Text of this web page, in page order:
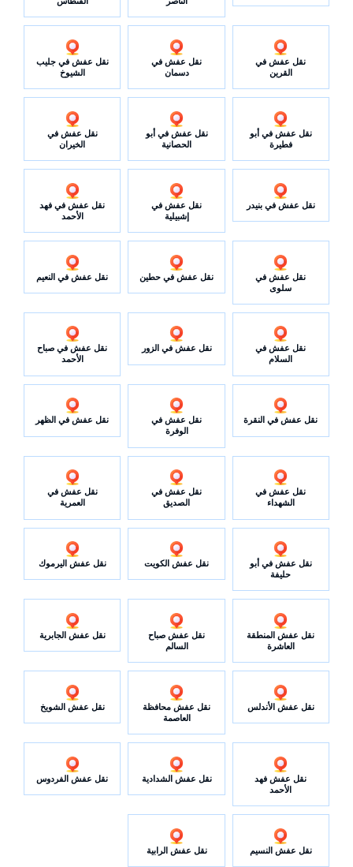
نقل عفش في
القرين
نقل عفش في
دسمان
نقل عفش في جليب
الشيوخ
نقل عفش في أبو
فطيرة
نقل عفش في أبو
الحصانية
نقل عفش في
الخيران
نقل عفش في بنيدر
نقل عفش في
إشبيلية
نقل عفش في فهد
الأحمد
نقل عفش في
سلوى
نقل عفش في حطين نقل عفش في النعيم
نقل عفش في
السلام
نقل عفش في الزور
نقل عفش في صباح
الأحمد
نقل عفش في النقرة
نقل عفش في
الوفرة
نقل عفش في الظهر
نقل عفش في
الشهداء
نقل عفش في
الصديق
نقل عفش في
العمرية
نقل عفش في أبو
حليفة
نقل عفش الكويت نقل عفش اليرموك
نقل عفش المنطقة
العاشرة
نقل عفش صباح
السالم
نقل عفش الجابرية
نقل عفش الأندلس
نقل عفش محافظة
العاصمة
نقل عفش الشويخ
نقل عفش فهد
الأحمد
نقل عفش الشدادية نقل عفش الفردوس
نقل عفش النسيم نقل عفش الرابية